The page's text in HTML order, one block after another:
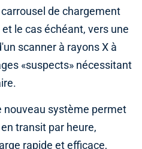
de chargement
le cas échéant, vers une
scanner à rayons X à
«suspects» nécessitant
nouveau système permet
transit par heure,
rapide et efficace,